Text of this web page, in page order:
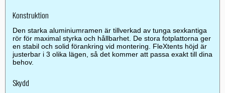
Konstruktion
Den starka aluminiumramen är tillverkad av tunga sexkantiga
rör för maximal styrka och hållbarhet. De stora fotplattorna ger
en stabil och solid förankring vid montering. FleXtents höjd är
justerbar i 3 olika lägen, så det kommer att passa exakt till dina
behov.
Skydd